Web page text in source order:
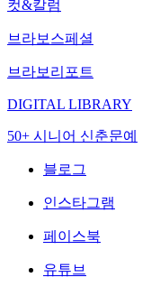
컷&칼럼
브라보스페셜
브라보리포트
DIGITAL LIBRARY
50+ 시니어 신춘문예
블로그
인스타그램
페이스북
유튜브